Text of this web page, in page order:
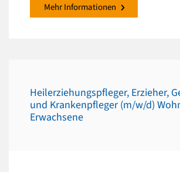
Mehr Informationen
Heilerziehungspfleger, Erzieher,
und Krankenpfleger (m/w/d)
Erwachsene